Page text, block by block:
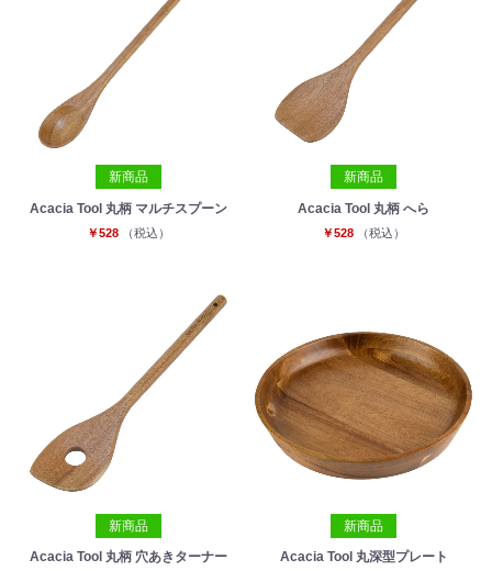
新商品
Acacia Tool 丸柄 マルチスプーン
￥528 （税込）
新商品
Acacia Tool 丸柄 へら
￥528 （税込）
新商品
Acacia Tool 丸柄 穴あきターナー
新商品
Acacia Tool 丸深型プレート